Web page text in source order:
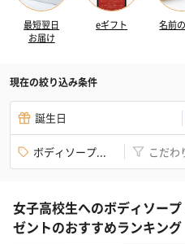
最短翌日
お届け
eギフト 名前
現在の絞り込み条件
誕生日
ボディソープ... こだわ
女子高校生へのボディソー
ゼントのおすすめランキング